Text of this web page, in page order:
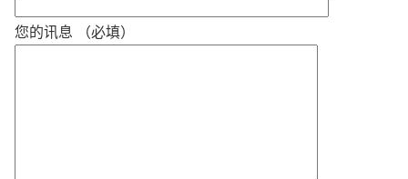
您的讯息 （必填）